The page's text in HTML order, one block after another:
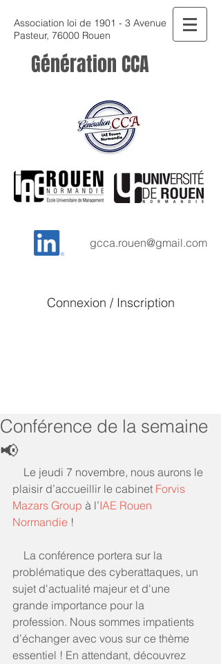
Association loi de 1901 - 3 Avenue
Pasteur, 76000 Rouen
Génération CCA
gcca.rouen@gmail.com
Connexion / Inscription
Conférence de la semaine
📢
plaisir d’accueillir le cabinet Forvis
Mazars Group à l’IAE Rouen
Normandie !
problématique des cyberattaques, un
sujet d'actualité majeur et d'une
grande importance pour la
profession. Nous sommes impatients
d’échanger avec vous sur ce thème
essentiel ! En attendant, découvrez